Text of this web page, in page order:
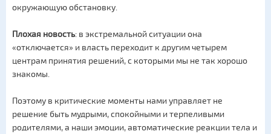
окружающую обстановку.
Плохая новость: в экстремальной ситуации она
«отключается» и власть переходит к другим четырем
центрам принятия решений, с которыми мы не так хорошо
знакомы.
Поэтому в критические моменты нами управляет не
решение быть мудрыми, спокойными и терпеливыми
родителями, а наши эмоции, автоматические реакции тела и